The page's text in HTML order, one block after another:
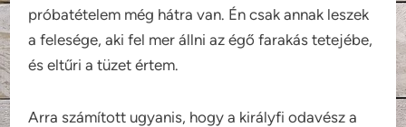
próbatételem még hátra van. Én csak annak leszek
a felesége, aki fel mer állni az égő farakás tetejébe,
és eltűri a tüzet értem.
Arra számított ugyanis, hogy a királyfi odavész a